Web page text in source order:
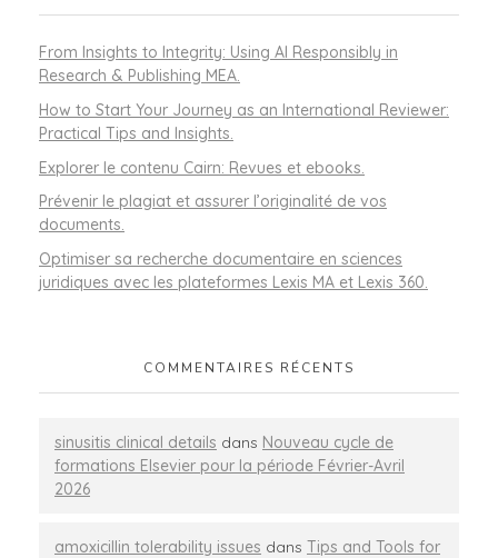
From Insights to Integrity: Using AI Responsibly in
Research & Publishing MEA.
How to Start Your Journey as an International Reviewer:
Practical Tips and Insights.
Explorer le contenu Cairn: Revues et ebooks.
Prévenir le plagiat et assurer l’originalité de vos
documents.
Optimiser sa recherche documentaire en sciences
juridiques avec les plateformes Lexis MA et Lexis 360.
COMMENTAIRES RÉCENTS
sinusitis clinical details dans Nouveau cycle de
formations Elsevier pour la période Février-Avril
2026
amoxicillin tolerability issues dans Tips and Tools for